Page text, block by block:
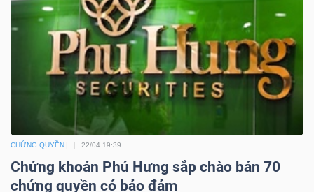
CHỨNG QUYỀN 22/04 19:39
Chứng khoán Phú Hưng sắp chào bán 70
chứng quyền có bảo đảm
YẾU
THIẾT
YẾU